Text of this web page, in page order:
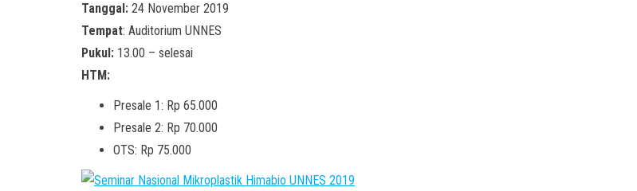
Tanggal: 24 November 2019
Tempat: Auditorium UNNES
Pukul: 13.00 – selesai
HTM:
Presale 1: Rp 65.000
Presale 2: Rp 70.000
OTS: Rp 75.000